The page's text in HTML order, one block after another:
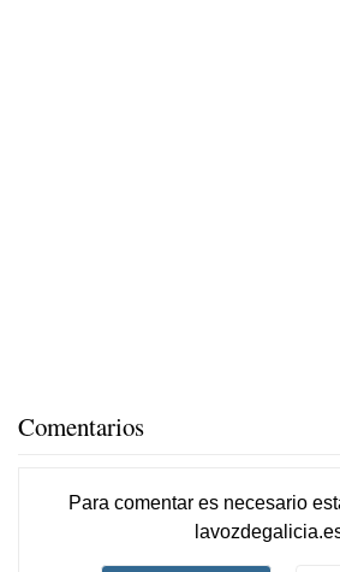
Comentarios
Para comentar es necesario